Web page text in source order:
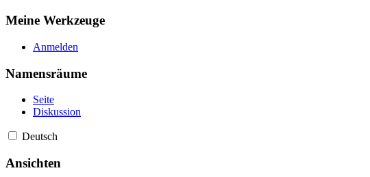
Meine Werkzeuge
Anmelden
Namensräume
Seite
Diskussion
Deutsch
Ansichten